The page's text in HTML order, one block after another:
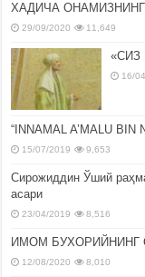
ХАДИЧА
29/09/2020 11,649
16/
“INNAMAL A’MALU BIN
15/07/2019 9,653
Сирожиддин Ўший
асари
23/04/2019 8,516
ИМОМ БУХОРИЙНИНГ
12/08/2020 8,010